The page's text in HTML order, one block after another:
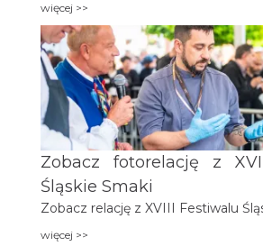
więcej >>
Zobacz fotorelację z
Śląskie Smaki
Zobacz relację z XVIII Festiwalu
więcej >>